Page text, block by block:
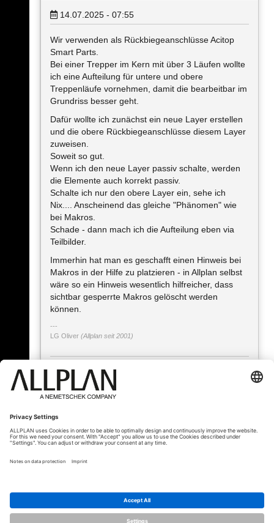
14.07.2025 - 07:55
Wir verwenden als Rückbiegeanschlüsse Acitop
Smart Parts.
Bei einer Trepper im Kern mit über 3 Läufen wollte
ich eine Aufteilung für untere und obere
Treppenläufe vornehmen, damit die bearbeitbar im
Grundriss besser geht.
Dafür wollte ich zunächst ein neue Layer erstellen
und die obere Rückbiegeanschlüsse diesem Layer
zuweisen.
Soweit so gut.
Wenn ich den neue Layer passiv schalte, werden
die Elemente auch korrekt passiv.
Schalte ich nur den obere Layer ein, sehe ich
Nix.... Anscheinend das gleiche "Phänomen" wie
bei Makros.
Schade - dann mach ich die Aufteilung eben via
Teilbilder.
Immerhin hat man es geschafft einen Hinweis bei
Makros in der Hilfe zu platzieren - in Allplan selbst
wäre so ein Hinweis wesentlich hilfreicher, dass
sichtbar gesperrte Makros gelöscht werden
können.
LG Oliver (Allplan seit 2001)
« Zurück
© ALLPLAN Österreich GmbH Allplan ist Teil derNemetschek Group